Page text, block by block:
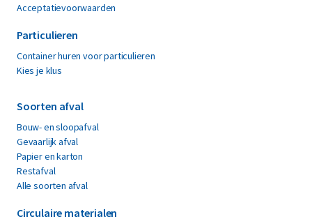
Acceptatievoorwaarden
Particulieren
Container huren voor particulieren
Kies je klus
Soorten afval
Bouw- en sloopafval
Gevaarlijk afval
Papier en karton
Restafval
Alle soorten afval
Circulaire materialen